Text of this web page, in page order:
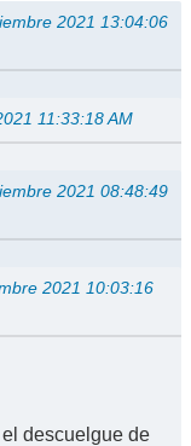
2021 13:04:06
11:33:18 AM
2021 08:48:49
2021 10:03:16
descuelgue de